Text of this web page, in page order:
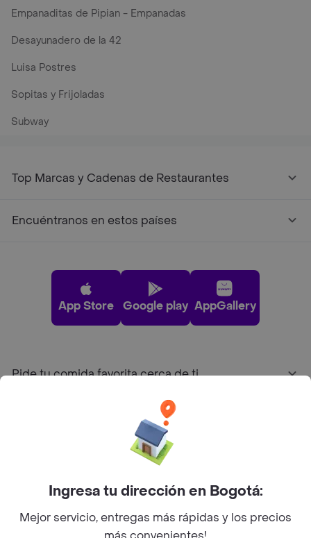
Empanaditas de Pipian - Empanadas
Desayunadero de la 42
Luisa Postres
Sopitas y Frijoladas
Subway
Top Marcas y Cadenas de Restaurantes
Encuéntranos en estos países
App Store Google play AppGallery
Pide tu comida favorita cerca de ti
Sobre Rappi
Ingresa tu dirección en Bogotá:
Mejor servicio, entregas más rápidas y los precios